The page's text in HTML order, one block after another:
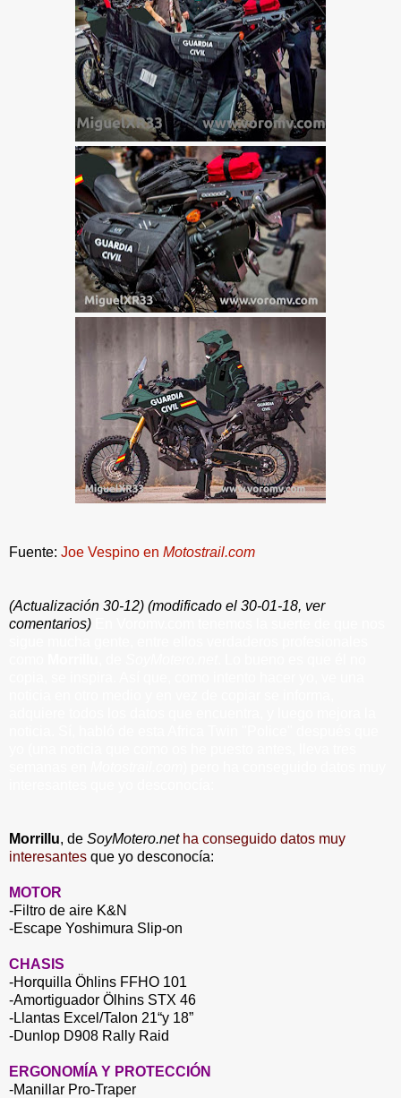
Fuente: Joe Vespino en Motostrail.com
(Actualización 30-12) (modificado el 30-01-18, ver
comentarios)
Morrillu, de SoyMotero.net ha conseguido datos muy
interesantes que yo desconocía:
MOTOR
-Filtro de aire K&N
-Escape Yoshimura Slip-on
CHASIS
-Horquilla Öhlins FFHO 101
-Amortiguador Ölhins STX 46
-Llantas Excel/Talon 21“y 18”
-Dunlop D908 Rally Raid
ERGONOMÍA Y PROTECCIÓN
-Manillar Pro-Traper